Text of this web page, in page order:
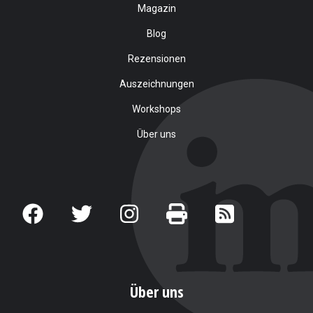
Magazin
Blog
Rezensionen
Auszeichnungen
Workshops
Über uns
Über uns